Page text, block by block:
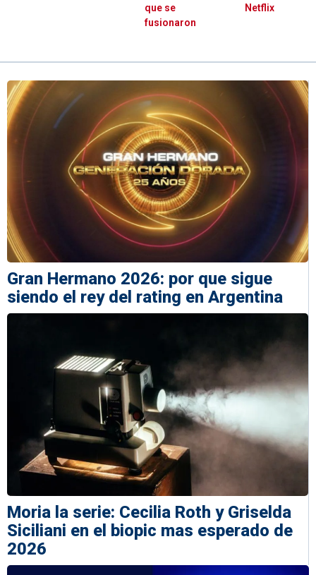
que se
fusionaron
Netflix
Gran Hermano 2026: por que sigue
siendo el rey del rating en Argentina
Moria la serie: Cecilia Roth y Griselda
Siciliani en el biopic mas esperado de
2026